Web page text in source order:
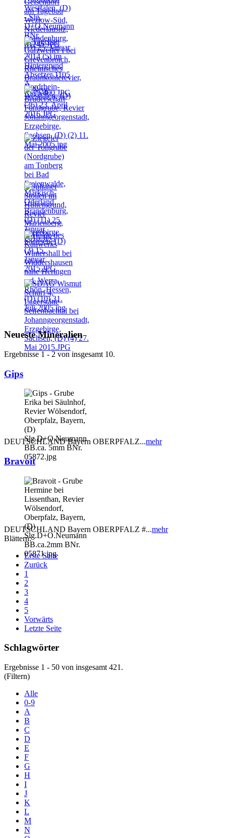
Neueste Mineralien
Ergebnisse 1 - 2 von insgesamt 10.
Gips
DEUTSCHLAND Bayern OBERPFALZ...mehr
Bravoit
DEUTSCHLAND Bayern OBERPFALZ #...mehr
Blättern:
Erste Seite
Zurück
1
2
3
4
5
Vorwärts
Letzte Seite
Schlagwörter
Ergebnisse 1 - 50 von insgesamt 421.
(Filtern)
Alle
0-9
A
B
C
D
E
F
G
H
I
J
K
L
M
N